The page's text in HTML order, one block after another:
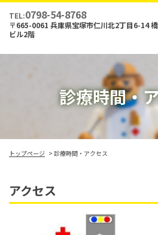
TEL:0798-54-8768
〒665-0061 兵庫県宝塚市仁川北2丁目6-14
ビル2階
診療時間・
トップページ 診療時間・アクセス
アクセス